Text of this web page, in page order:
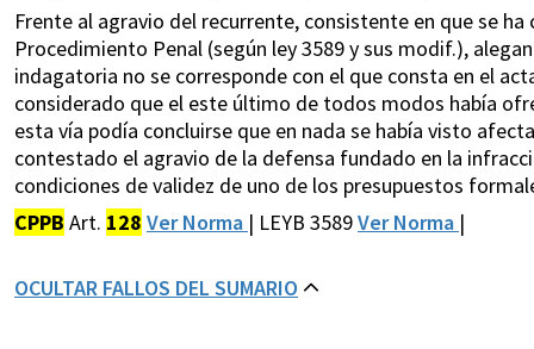
Frente al agravio del recurrente, consistente en que se
Procedimiento Penal (según ley 3589 y sus modif.),
indagatoria no se corresponde con el que consta en el
considerado que el este último de todos modos había
esta vía podía concluirse que en nada se había visto
contestado el agravio de la defensa fundado en la
condiciones de validez de uno de los presupuestos
CPPB Art. 128 Ver Norma | LEYB 3589Ver Norma |
OCULTAR FALLOS DEL SUMARIO